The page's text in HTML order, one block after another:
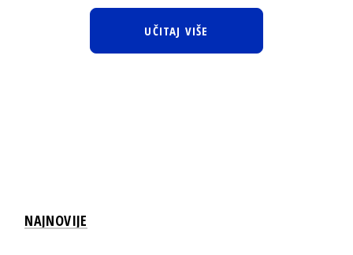
UČITAJ VIŠE
NAJNOVIJE